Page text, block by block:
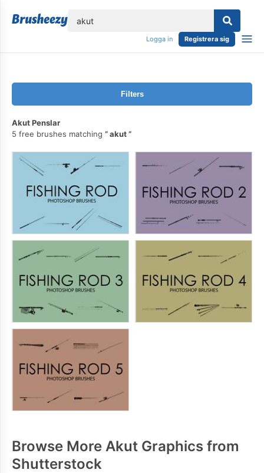
Logga in Registrera sig
Filters
Akut Penslar
5 free brushes matching
akut
Browse More Akut Graphics from
Shutterstock